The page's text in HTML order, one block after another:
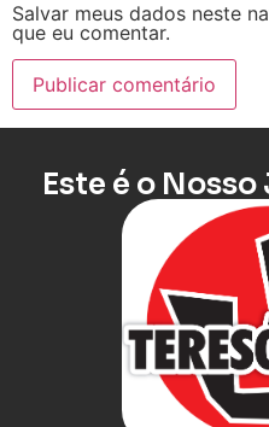
Salvar meus dados neste
que eu comentar.
Este é o